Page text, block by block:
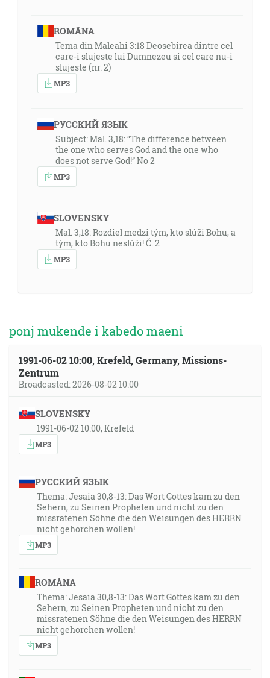
ROMÂNA
Tema din Maleahi 3:18 Deosebirea dintre cel
care-i slujeste lui Dumnezeu si cel care nu-i
slujeste (nr. 2)
MP3
РУССКИЙ ЯЗЫК
Subject: Mal. 3,18: “The difference between
the one who serves God and the one who
does not serve God!” No 2
MP3
SLOVENSKY
Mal. 3,18: Rozdiel medzi tým, kto slúži Bohu, a
tým, kto Bohu neslúži! Č. 2
MP3
ponj mukende i kabedo maeni
1991-06-02 10:00, Krefeld, Germany, Missions-
Zentrum
Broadcasted: 2026-08-02 10:00
SLOVENSKY
1991-06-02 10:00, Krefeld
MP3
РУССКИЙ ЯЗЫК
Thema: Jesaia 30,8-13: Das Wort Gottes kam zu den
Sehern, zu Seinen Propheten und nicht zu den
missratenen Söhne die den Weisungen des HERRN
nicht gehorchen wollen!
MP3
ROMÂNA
Thema: Jesaia 30,8-13: Das Wort Gottes kam zu den
Sehern, zu Seinen Propheten und nicht zu den
missratenen Söhne die den Weisungen des HERRN
nicht gehorchen wollen!
MP3